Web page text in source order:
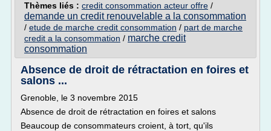
Thèmes liés : credit consommation acteur offre /
demande un credit renouvelable a la consommation
/ etude de marche credit consommation / part de marche
credit a la consommation / marche credit
consommation
Absence de droit de rétractation en foires et
salons ...
Grenoble, le 3 novembre 2015
Absence de droit de rétractation en foires et salons
Beaucoup de consommateurs croient, à tort, qu'ils